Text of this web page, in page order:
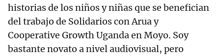
historias de los niños y niñas que se benefician
del trabajo de Solidarios con Arua y
Cooperative Growth Uganda en Moyo. Soy
bastante novato a nivel audiovisual, pero